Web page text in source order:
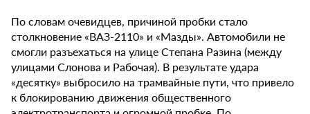
По словам очевидцев, причиной пробки стало
столкновение «ВАЗ-2110» и «Мазды». Автомобили не
смогли разъехаться на улице Степана Разина (между
улицами Слонова и Рабочая). В результате удара
«десятку» выбросило на трамвайные пути, что привело
к блокированию движения общественного